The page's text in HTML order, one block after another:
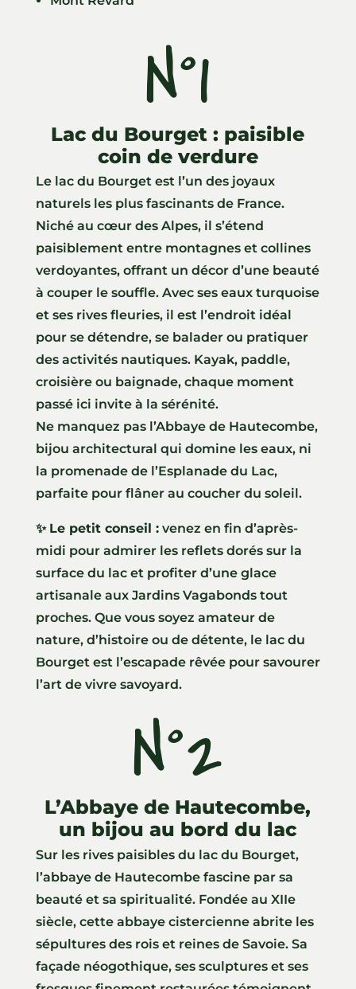
N°1
Lac du Bourget : paisible
coin de verdure
Le lac du Bourget est l’un des joyaux
naturels les plus fascinants de France.
Niché au cœur des Alpes, il s’étend
paisiblement entre montagnes et collines
verdoyantes, offrant un décor d’une beauté
à couper le souffle. Avec ses eaux turquoise
et ses rives fleuries, il est l’endroit idéal
pour se détendre, se balader ou pratiquer
des activités nautiques. Kayak, paddle,
croisière ou baignade, chaque moment
passé ici invite à la sérénité.
Ne manquez pas l’Abbaye de Hautecombe,
bijou architectural qui domine les eaux, ni
la promenade de l’Esplanade du Lac,
parfaite pour flâner au coucher du soleil.
✨ Le petit conseil :venez en fin d’après-
midi pour admirer les reflets dorés sur la
surface du lac et profiter d’une glace
artisanale aux Jardins Vagabonds tout
proches. Que vous soyez amateur de
nature, d’histoire ou de détente, le lac du
Bourget est l’escapade rêvée pour savourer
l’art de vivre savoyard.
N°2
L’Abbaye de Hautecombe,
un bijou au bord du lac
Sur les rives paisibles du lac du Bourget,
l’abbaye de Hautecombe fascine par sa
beauté et sa spiritualité. Fondée au XIIe
siècle, cette abbaye cistercienne abrite les
sépultures des rois et reines de Savoie. Sa
façade néogothique, ses sculptures et ses